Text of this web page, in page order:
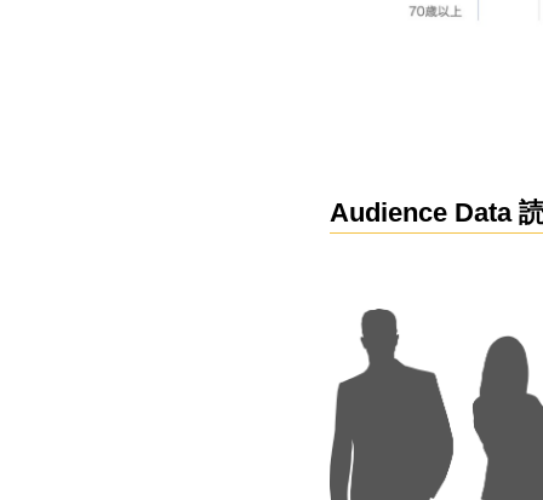
Audience Data